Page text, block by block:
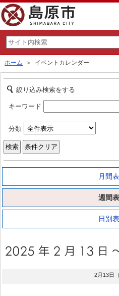
ホーム ＞ イベントカレンダー
絞り込み検索をする
キーワード
分類
月間
週間
日別
2月13日